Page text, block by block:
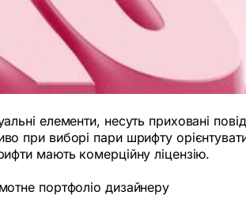
елементи, несуть приховані
при виборі пари шрифту
мають комерційну ліцензію.
портфоліо дизайнеру